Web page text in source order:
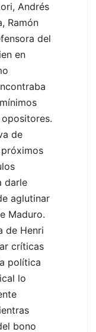
Andrés
Ramón
del
en
de
darle
aglutinar
Maduro.
de Henri
críticas
política
lo
bono